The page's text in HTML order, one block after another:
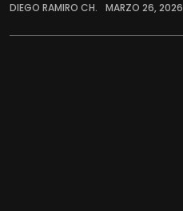
DIEGO RAMIRO CH. MARZO 26, 2026